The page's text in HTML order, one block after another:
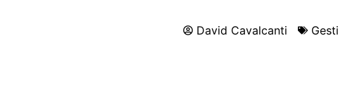
David Cavalcanti